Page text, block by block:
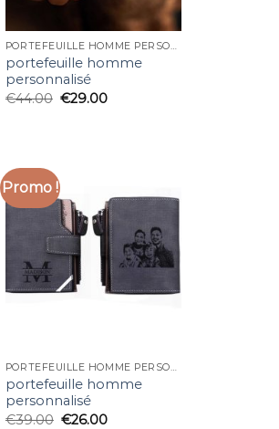
PORTEFEUILLE HOMME PERSONNALISÉ
portefeuille homme
personnalisé
€44.00 €29.00
Promo !
PORTEFEUILLE HOMME PERSONNALISÉ
portefeuille homme
personnalisé
€39.00 €26.00